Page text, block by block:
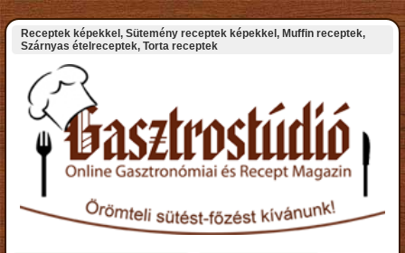
Receptek képekkel, Sütemény receptek képekkel, Muffin receptek,
Szárnyas ételreceptek, Torta receptek